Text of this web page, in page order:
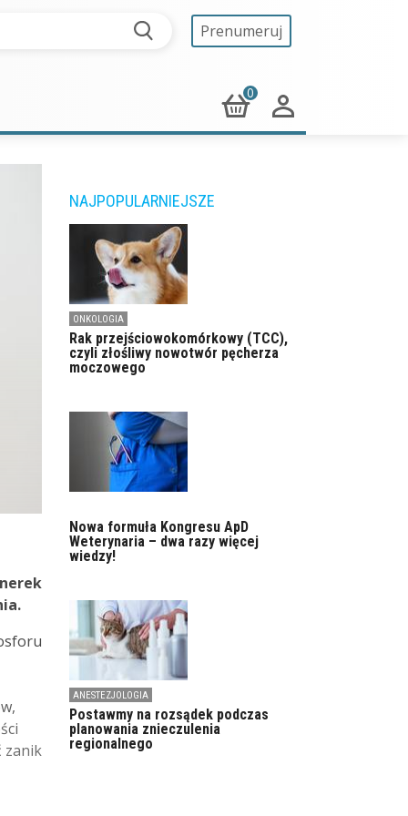
Prenumeruj
0
zanik
NAJPOPULARNIEJSZE
ONKOLOGIA
Rak przejściowokomórkowy (TCC),
czyli złośliwy nowotwór pęcherza
moczowego
Nowa formuła Kongresu ApD
Weterynaria – dwa razy więcej
wiedzy!
ANESTEZJOLOGIA
Postawmy na rozsądek podczas
planowania znieczulenia
regionalnego